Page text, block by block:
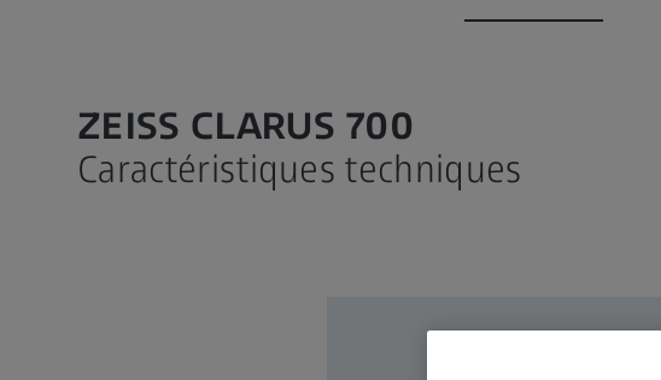
ZEISS CLARUS 700
Caractéristiques techniques